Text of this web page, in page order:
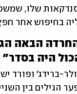
בחיפוש אחר חפץ
היה בסדר"